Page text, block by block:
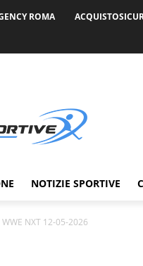
ROMA
NOTIZIE SPORTIVE
NXT 12-05-2026